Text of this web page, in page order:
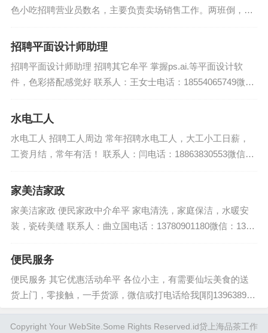
色小吃招聘营业员数名，主要负责卖场销售工作。两班倒，期
0...
招聘平面设计师助理
招聘平面设计师助理 招聘其它牟平 掌握ps.ai.等平面设计软
件，色彩搭配感觉好 联系人：王女士电话：18554065749微
水电工人
水电工人 招聘工人周边 常年招聘水电工人，大工小工日薪，
工资月结，常年有活！ 联系人：闫电话：18863830553微信：
家美洁家政
家美洁家政 便民家政中介牟平 家电清洗，家庭保洁，水暖安
装，瓷砖美缝 联系人：曲立国电话：13780901180微信：1378
便民服务
便民服务 其它优惠活动牟平 各位小主，有需要仙坛美食的送
货上门，零接触，一手货源，微信或打电话给我[耶]139638925
Copyright Your WebSite.Some Rights Reserved. id贷 上海品茶工作